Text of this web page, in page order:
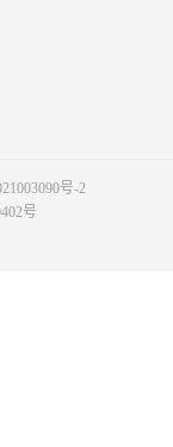
号-2
号